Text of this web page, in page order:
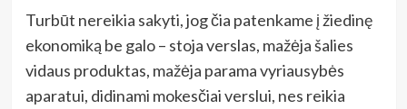
Turbūt nereikia sakyti, jog čia patenkame į žiedinę
ekonomiką be galo – stoja verslas, mažėja šalies
vidaus produktas, mažėja parama vyriausybės
aparatui, didinami mokesčiai verslui, nes reikia